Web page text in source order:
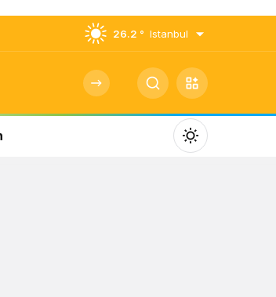
26.2 ° Istanbul
Mod
değiştir